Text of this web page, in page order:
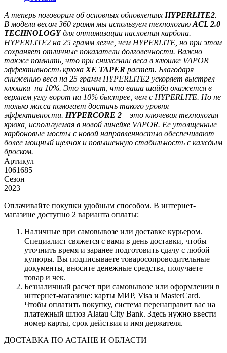
А теперь поговорим об основных обновлениях HYPERLITE2.
В модели весом 360 грамм мы используем технологию ACL 2.0
TECHNOLOGYдля оптимизации наслоения карбона.
HYPERLITE2 на 25 грамм легче, чем HYPERLITE, но при этом
сохраняет отличные показатели долговечности. Важно
также помнить, что при снижении веса в клюшке VAPOR
эффективность крюка XE TAPER растет. Благодаря
снижению веса на 25 грамм HYPERLITE2 ускоряет выстрел
клюшки на 10%. Это значит, что ваша шайба окажется в
верхнем углу ворот на 10% быстрее, чем с HYPERLITE. Но не
только масса помогает достичь такого уровня
эффективности. HYPERCORE 2 – это ключевая технология
крюка, используемая в новой линейке VAPOR. Ее утолщенные
карбоновые мосты с новой направленностью обеспечивают
более мощный щелчок и повышенную стабильность с каждым
броском.
Артикул
1061685
Сезон
2023
Оплачивайте покупки удобным способом. В интернет-
магазине доступно 2 варианта оплаты:
Наличные при самовывозе или доставке курьером.
Специалист свяжется с вами в день доставки, чтобы
уточнить время и заранее подготовить сдачу с любой
купюры. Вы подписываете товаросопроводительные
документы, вносите денежные средства, получаете
товар и чек.
Безналичный расчет при самовывозе или оформлении в
интернет-магазине: карты МИР, Visa и MasterCard.
Чтобы оплатить покупку, система перенаправит вас на
платежный шлюз Alatau City Bank. Здесь нужно ввести
номер карты, срок действия и имя держателя.
ДОСТАВКА ПО АСТАНЕ И ОБЛАСТИ